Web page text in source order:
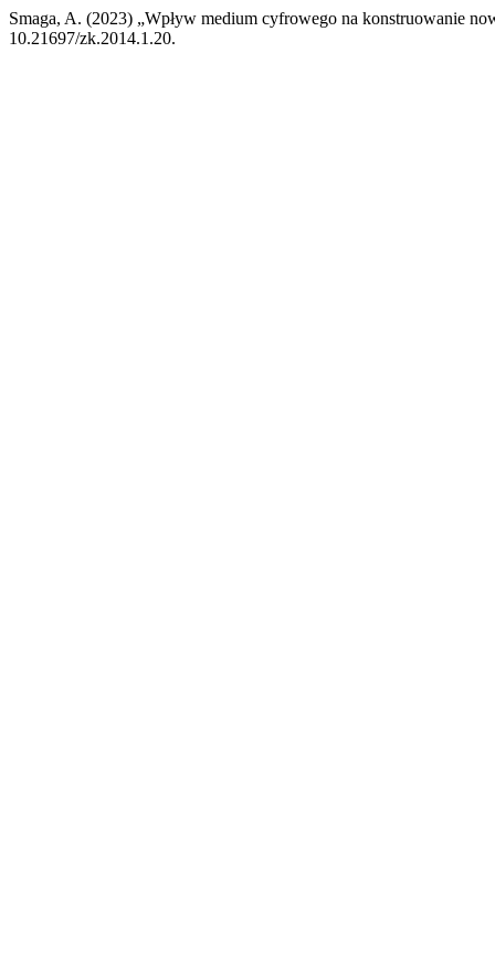
Smaga, A. (2023) „Wpływ medium cyfrowego na konstruowanie
10.21697/zk.2014.1.20.